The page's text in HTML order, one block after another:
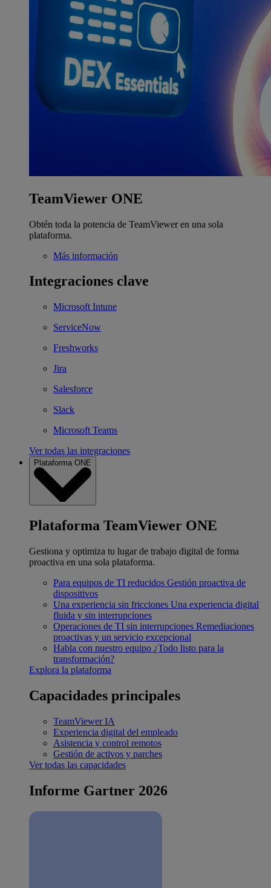
TeamViewer ONE
Obtén toda la potencia de TeamViewer en una sola
plataforma.
Más información
Integraciones clave
Microsoft Intune
ServiceNow
Freshworks
Jira
Salesforce
Slack
Microsoft Teams
Ver todas las integraciones
Plataforma ONE
Plataforma TeamViewer ONE
Gestiona y optimiza tu lugar de trabajo digital de forma
proactiva en una sola plataforma.
Para equipos de TI reducidos Gestión proactiva de
dispositivos
Una experiencia sin fricciones Una experiencia digital
fluida y sin interrupciones
Operaciones de TI sin interrupciones Remediaciones
proactivas y un servicio excepcional
Habla con nuestro equipo ¿Todo listo para la
transformación?
Explora la plataforma
Capacidades principales
TeamViewer IA
Experiencia digital del empleado
Asistencia y control remotos
Gestión de activos y parches
Ver todas las capacidades
Informe Gartner 2026